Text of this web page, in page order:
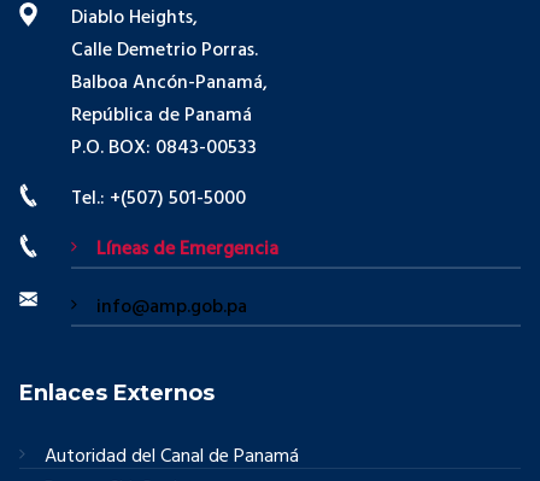
Diablo Heights,
Calle Demetrio Porras.
Balboa Ancón-Panamá,
República de Panamá
P.O. BOX: 0843-00533
Tel.: +(507) 501-5000
Líneas de Emergencia
info@amp.gob.pa
Enlaces Externos
Autoridad del Canal de Panamá